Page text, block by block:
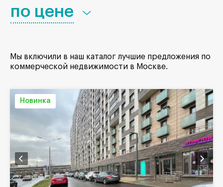
по цене
Мы включили в наш каталог лучшие предложения по
коммерческой недвижимости в Москве.
Новинка